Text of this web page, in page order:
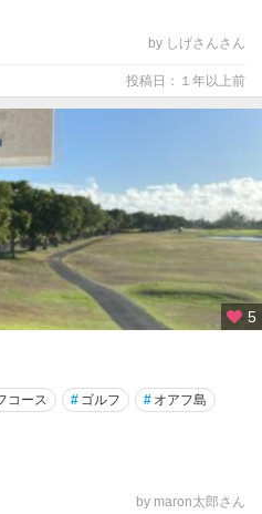
by しげさんさん
投稿日：１年以上前
5
コース # ゴルフ # オアフ島
by maron太郎さん